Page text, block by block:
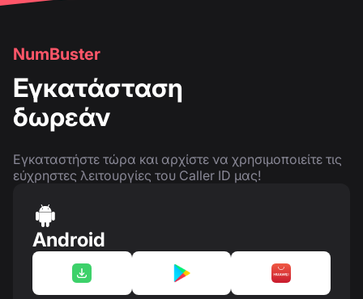
NumBuster
Εγκατάσταση
δωρεάν
Εγκαταστήστε τώρα και αρχίστε να χρησιμοποιείτε τις
εύχρηστες λειτουργίες του Caller ID μας!
Android